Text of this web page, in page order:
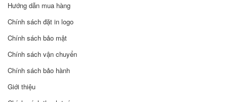
Hướng dẫn mua hàng
Chính sách đặt in logo
Chính sách bảo mật
Chính sách vận chuyển
Chính sách bảo hành
Giới thiệu